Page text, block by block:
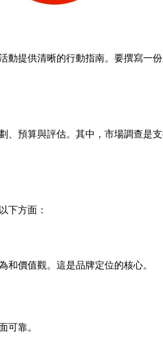
提供清晰的行動指南。要撰寫一
預算與評估。其中，市場調查是
下方面：
和價值觀。這是品牌定位的核心。
可靠。